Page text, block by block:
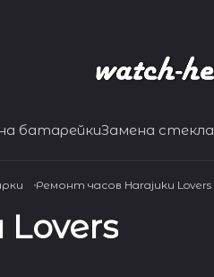
батарейкиЗамена стекла
Ремонт часов Harajuku Lovers